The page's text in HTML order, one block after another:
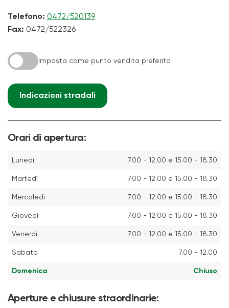
Telefono: 0472/520139
Fax: 0472/522326
Imposta come punto vendita preferito
Indicazioni stradali
Orari di apertura:
Lunedì 7.00 - 12.00 e 15.00 - 18.30
Martedì 7.00 - 12.00 e 15.00 - 18.30
Mercoledì 7.00 - 12.00 e 15.00 - 18.30
Giovedì 7.00 - 12.00 e 15.00 - 18.30
Venerdì 7.00 - 12.00 e 15.00 - 18.30
Sabato 7.00 - 12.00
Domenica Chiuso
Aperture e chiusure straordinarie: